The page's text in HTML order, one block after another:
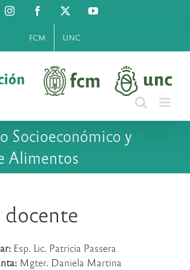
InstagramFacebook YouTube
FCM UNC
Socioeconómico y
Alimentos
docente
Esp. Lic. Patricia Passera
Mgter. Daniela Martina